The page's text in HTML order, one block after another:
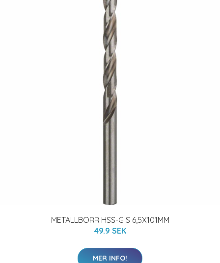
METALLBORR HSS-G S 6,5X101MM
49.9 SEK
MER INFO!